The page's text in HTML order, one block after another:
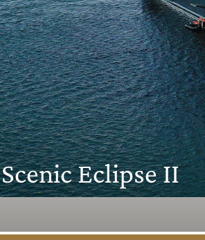
Scenic Eclipse II